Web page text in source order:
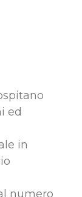
ed
in
numero